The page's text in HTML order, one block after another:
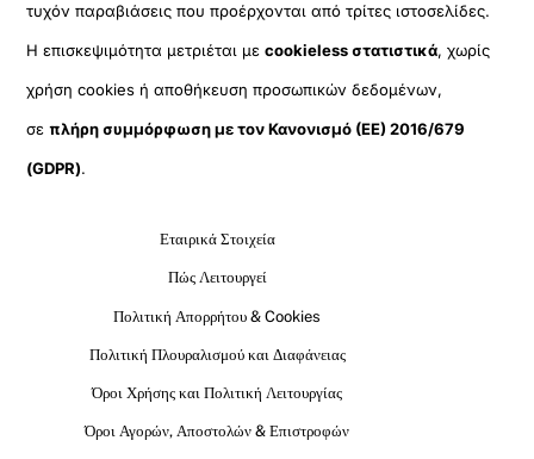
τυχόν παραβιάσεις που προέρχονται από τρίτες ιστοσελίδες.
Η επισκεψιμότητα μετριέται μεcookieless στατιστικά, χωρίς
χρήση cookies ή αποθήκευση προσωπικών δεδομένων,
σεπλήρη συμμόρφωση με τον Κανονισμό (ΕΕ) 2016/679
(GDPR).
Εταιρικά Στοιχεία
Πώς Λειτουργεί
Πολιτική Απορρήτου & Cookies
Πολιτική Πλουραλισμού και Διαφάνειας
Όροι Χρήσης και Πολιτική Λειτουργίας
Όροι Αγορών, Αποστολών & Επιστροφών